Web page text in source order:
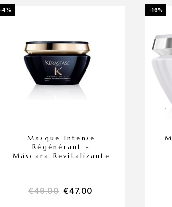
-4%
Masque Intense
Régénérant –
Máscara Revitalizante
€49.00 €47.00
-16%